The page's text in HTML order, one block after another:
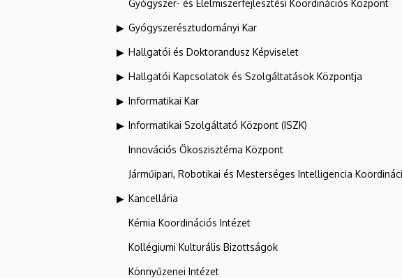
Gyógyszer- és Élelmiszerfejlesztési Koordinációs Központ
Gyógyszerésztudományi Kar
Hallgatói és Doktorandusz Képviselet
Hallgatói Kapcsolatok és Szolgáltatások Központja
Informatikai Kar
Informatikai Szolgáltató Központ (ISZK)
Innovációs Ökoszisztéma Központ
Járműipari, Robotikai és Mesterséges Intelligencia
Kancellária
Kémia Koordinációs Intézet
Kollégiumi Kulturális Bizottságok
Könnyűzenei Intézet